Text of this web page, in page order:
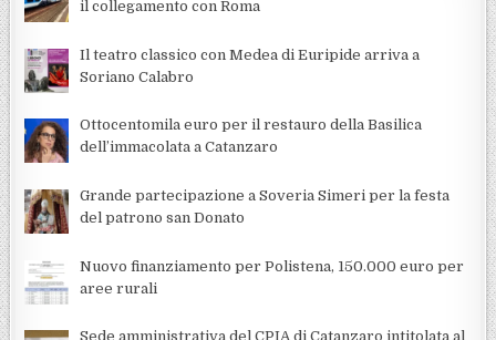
il collegamento con Roma
Il teatro classico con Medea di Euripide arriva a
Soriano Calabro
Ottocentomila euro per il restauro della Basilica
dell’immacolata a Catanzaro
Grande partecipazione a Soveria Simeri per la festa
del patrono san Donato
Nuovo finanziamento per Polistena, 150.000 euro per
aree rurali
Sede amministrativa del CPIA di Catanzaro intitolata al